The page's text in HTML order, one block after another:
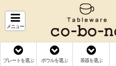
メニュー
プレートを選ぶ ボウルを選ぶ 茶器を選ぶ